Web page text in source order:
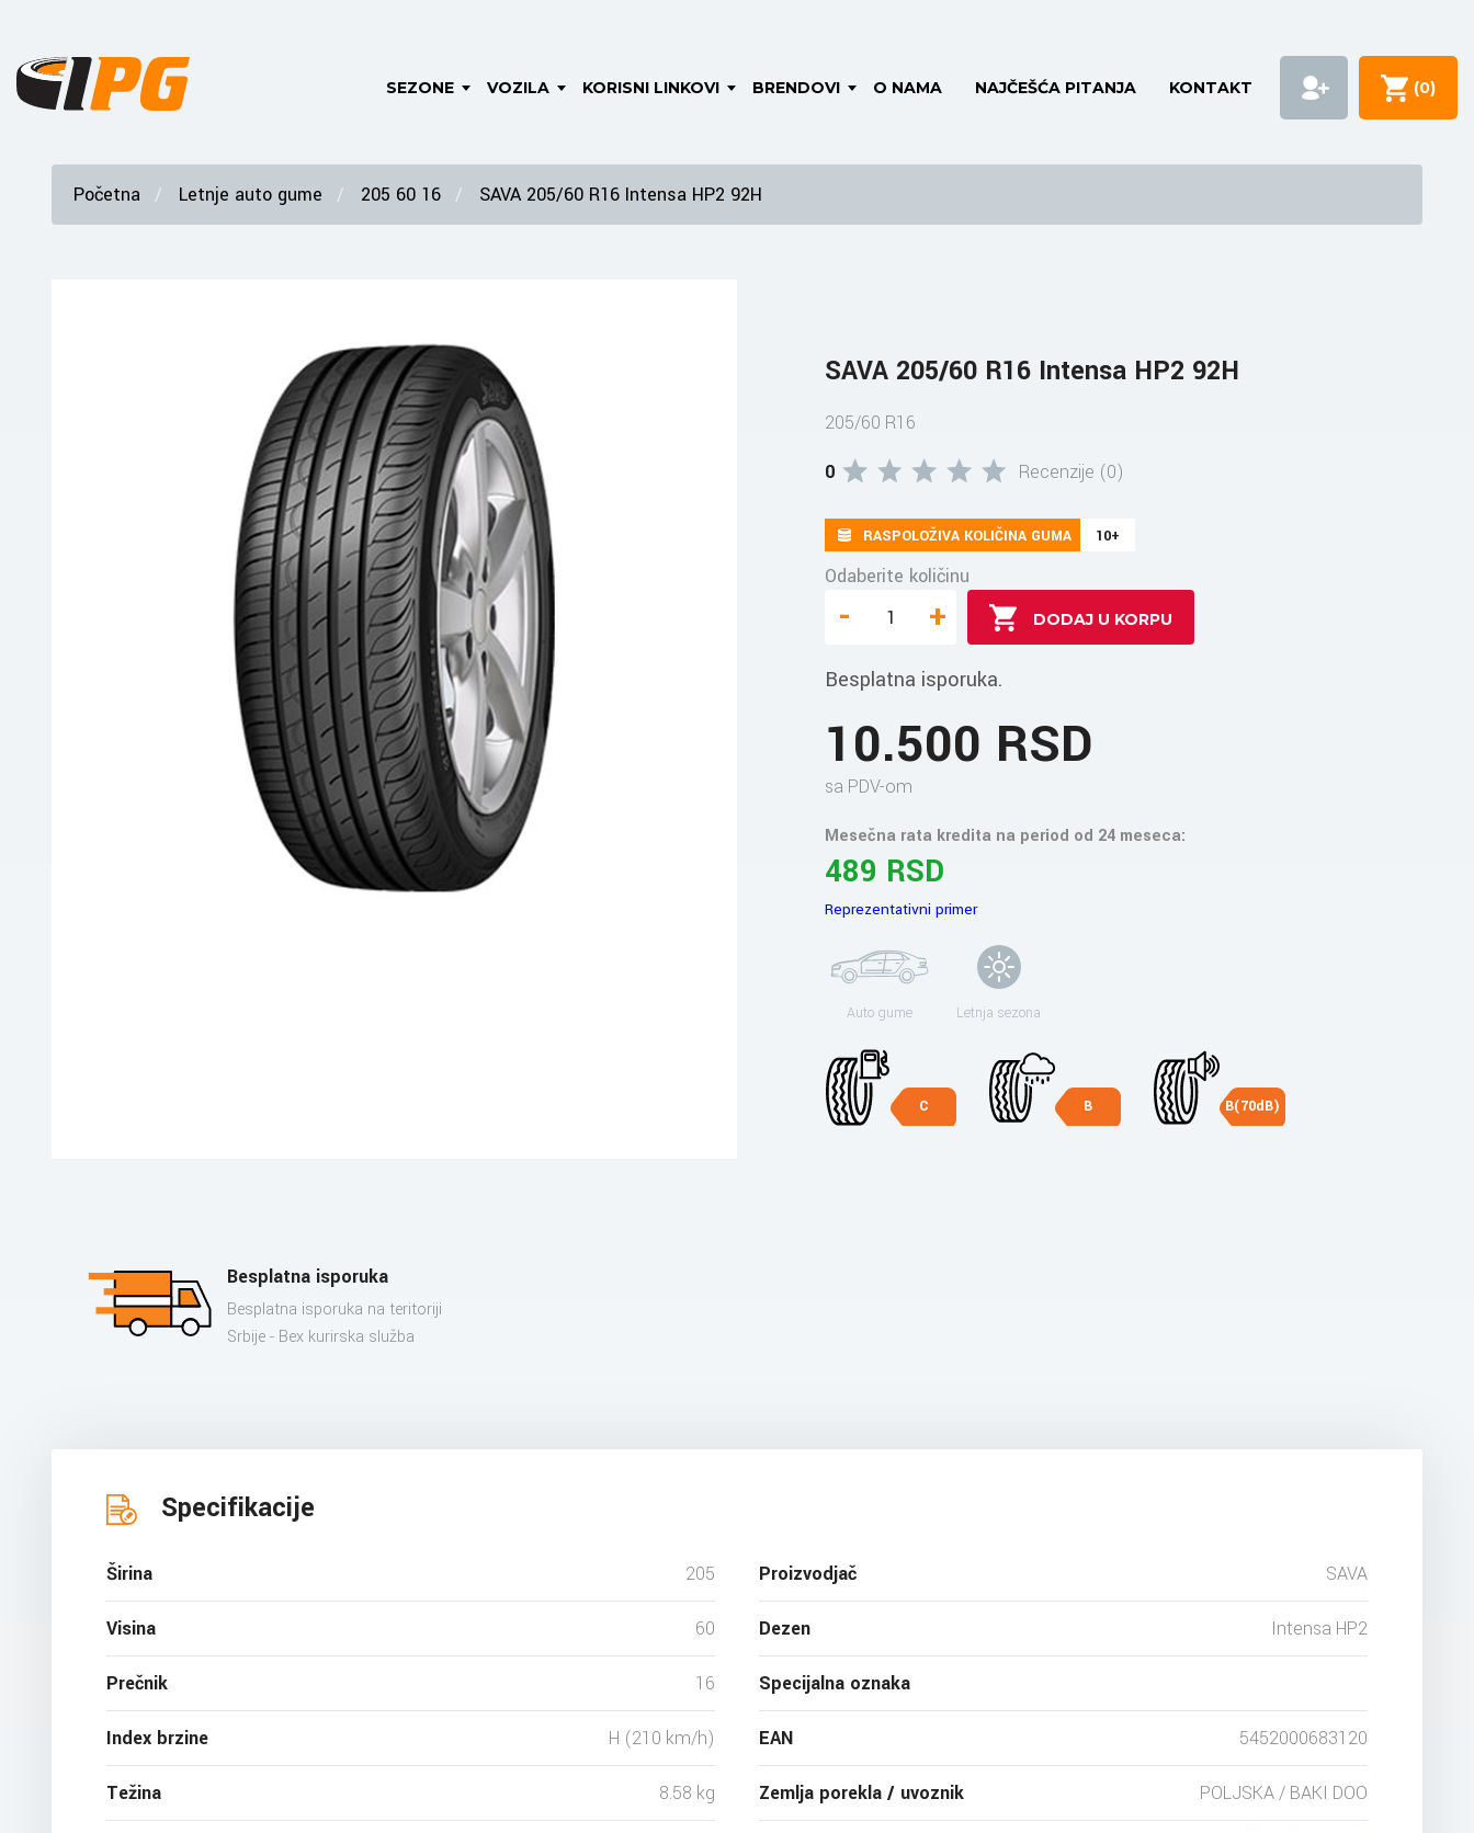
SEZONE VOZILA KORISNI LINKOVI BRENDOVI O NAMA NAJČEŠĆA PITANJA KONTAKT (0)
Početna Letnje auto gume 205 60 16 SAVA 205/60 R16 Intensa HP2 92H
SAVA 205/60 R16 Intensa HP2 92H
205/60 R16
0
Recenzije (0)
RASPOLOŽIVA KOLIČINA GUMA 10+
Odaberite količinu
- +
Besplatna isporuka.
10.500 RSD
sa PDV-om
Mesečna rata kredita na period od 24 meseca:
489 RSD
Reprezentativni primer
Auto gume Letnja sezona
C B B(70dB)
Besplatna isporuka
Besplatna isporuka na teritoriji
Srbije - Bex kurirska služba
Specifikacije
Širina 205
Visina 60
Prečnik 16
Index brzine H (210 km/h)
Težina 8.58 kg
Proizvodjač SAVA
Dezen Intensa HP2
Specijalna oznaka
EAN 5452000683120
Zemlja porekla / uvoznik POLJSKA / BAKI DOO